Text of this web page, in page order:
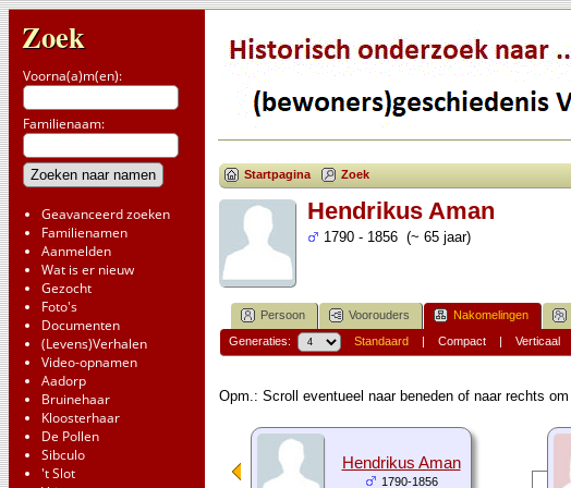
Zoek
Voorna(a)m(en):
Familienaam:
Geavanceerd zoeken
Familienamen
Aanmelden
Wat is er nieuw
Gezocht
Foto's
Documenten
(Levens)Verhalen
Video-opnamen
Aadorp
Bruinehaar
Kloosterhaar
De Pollen
Sibculo
't Slot
Startpagina Zoek
Hendrikus Aman
1790 - 1856 (~ 65 jaar)
Persoon Voorouders Nakomelingen
Generaties: Standaard| Compact| Verticaal
Opm.: Scroll eventueel naar beneden of naar rechts
Hendrikus Aman
1790-1856